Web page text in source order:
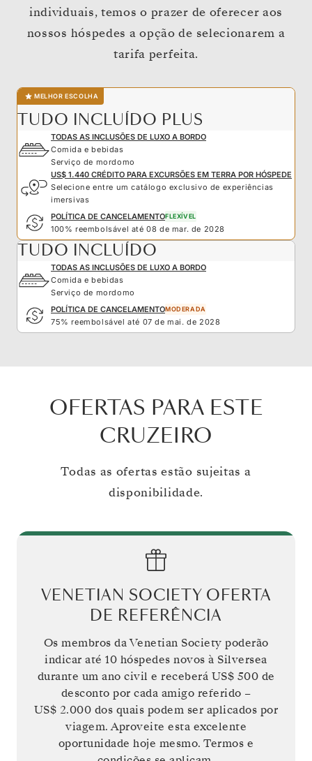
individuais, temos o prazer de oferecer aos
nossos hóspedes a opção de selecionarem a
tarifa perfeita.
MELHOR ESCOLHA
TUDO INCLUÍDO PLUS
TODAS AS INCLUSÕES DE LUXO A BORDO
Comida e bebidas
Serviço de mordomo
US$ 1.440 CRÉDITO PARA EXCURSÕES EM TERRA POR HÓSPEDE
Selecione entre um catálogo exclusivo de experiências
imersivas
POLÍTICA DE CANCELAMENTOFLEXÍVEL
100% reembolsável até 08 de mar. de 2028
TUDO INCLUÍDO
TODAS AS INCLUSÕES DE LUXO A BORDO
Comida e bebidas
Serviço de mordomo
POLÍTICA DE CANCELAMENTOMODERADA
75% reembolsável até 07 de mai. de 2028
OFERTAS PARA ESTE
CRUZEIRO
Todas as ofertas estão sujeitas a
disponibilidade.
VENETIAN SOCIETY OFERTA
DE REFERÊNCIA
Os membros da Venetian Society poderão
indicar até 10 hóspedes novos à Silversea
durante um ano civil e receberá US$ 500 de
desconto por cada amigo referido –
US$ 2.000 dos quais podem ser aplicados por
viagem. Aproveite esta excelente
oportunidade hoje mesmo. Termos e